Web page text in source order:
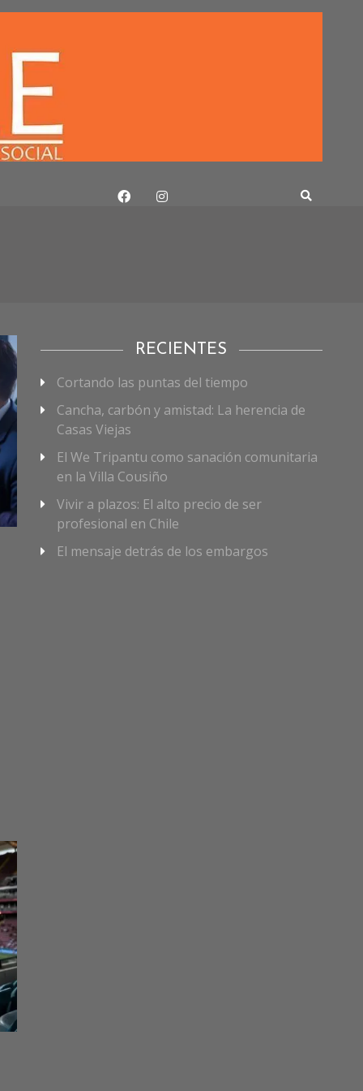
RECIENTES
Cortando las puntas del tiempo
Cancha, carbón y amistad: La herencia de
Casas Viejas
El We Tripantu como sanación comunitaria
en la Villa Cousiño
Vivir a plazos: El alto precio de ser
profesional en Chile
El mensaje detrás de los embargos